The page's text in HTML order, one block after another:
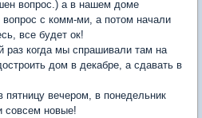
вопрос.) а в нашем доме
с комм-ми, а потом начали
все будет ок!
раз когда мы спрашивали там на
дом в декабре, а сдавать в
вечером, в понедельник
совсем новые!